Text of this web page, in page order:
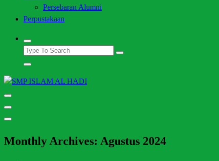
Persebaran Alumni
Perpustakaan
Monthly Archives: Agustus 2024